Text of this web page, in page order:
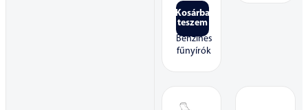
Kosárba
teszem
Benzines
fűnyírók